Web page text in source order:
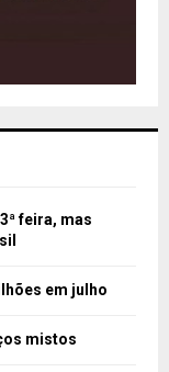
feira, mas
em julho
mistos